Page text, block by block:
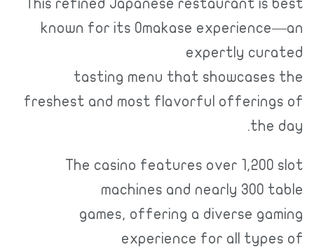
This refined Japanese restaurant is best
known for its Omakase experience—an
expertly curated
tasting menu that showcases the
freshest and most flavorful offerings of
the day.
The casino features over 1,200 slot
machines and nearly 300 table
games, offering a diverse gaming
experience for all types of